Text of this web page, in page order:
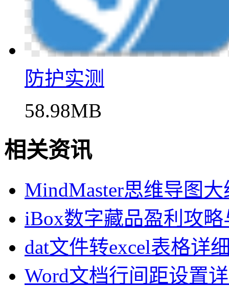
防护实测
58.98MB
相关资讯
MindMaster思维导图
iBox数字藏品盈利攻
dat文件转excel表格详
Word文档行间距设置